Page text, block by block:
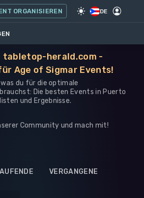
WARHAMMER 40K
EVENTS MEHR
ORGANISIEREN DE
tabletop-herald.com -
Age of Sigmar Events!
du für die optimale
Die besten Events in Puerto
und Ergebnisse.
Community und mach mit!
VERGANGENE